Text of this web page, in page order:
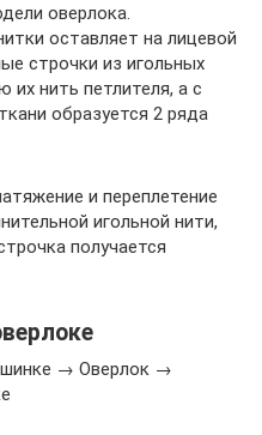
оверлока.
оставляет на лицевой
строчки из игольных
их нить петлителя, а с
образуется 2 ряда
и переплетение
игольной нити,
получается
→ Оверлок →